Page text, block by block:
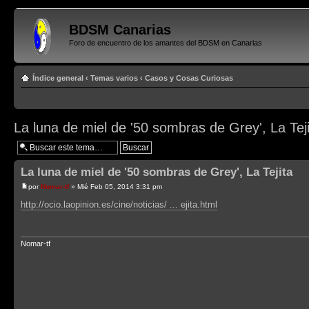
BDSM Canarias
Foro de encuentro de los amantes del BDSM en Canarias
Índice general ‹ Temas varios ‹ Casos y Cosas Curiosas
La luna de miel de '50 sombras de Grey', La
La luna de miel de '50 sombras de Grey', La Tejita
porNomar-tf» Mié Feb 05, 2014 3:31 pm
http://ocio.laopinion.es/cine/noticias/ ... ejita.html
Nomar-tf